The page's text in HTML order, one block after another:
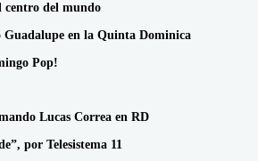
centro del mundo
en la Quinta Dominica
Pop!
Lucas Correa en RD
por Telesistema 11